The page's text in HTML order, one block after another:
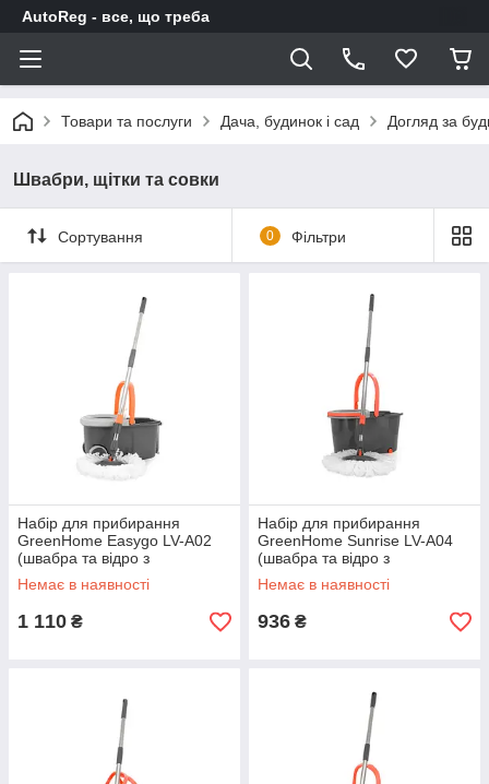
AutoReg - все, що треба
Товари та послуги Дача, будинок і сад Догляд за
Швабри, щітки та совки
Сортування 0 Фільтри
Набір для прибирання
GreenHome Easygo LV-A02
(швабра та відро з
автовіджимом), Q6
Немає в наявності
1 110 ₴
Набір для прибирання
GreenHome Sunrise LV-A04
(швабра та відро з
автовіджимом), Q6
Немає в наявності
936 ₴